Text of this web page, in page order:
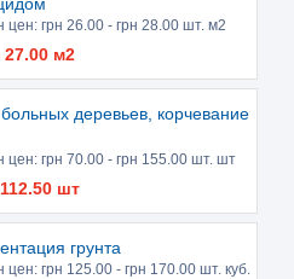
цен: грн 26.00 - грн 28.00 шт. м2
27.00м2
деревьев, корчевание
цен: грн 70.00 - грн 155.00 шт. шт
112.50шт
грунта
цен: грн 125.00 - грн 170.00 шт. куб.